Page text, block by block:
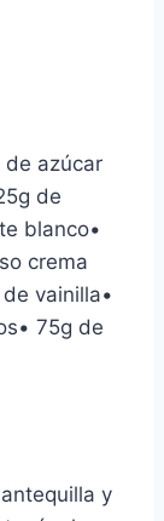
de azúcar
de
blanco•
crema
vainilla•
75g de
y